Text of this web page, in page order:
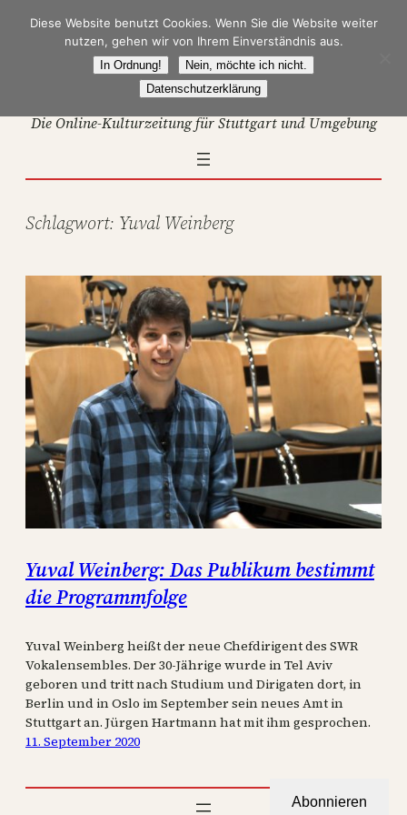
Zum
Die Online-Kulturzeitung für Stuttgart und Umgebung
Schlagwort: Yuval Weinberg
Yuval Weinberg: Das Publikum bestimmt
die Programmfolge
Yuval Weinberg heißt der neue Chefdirigent des SWR
Vokalensembles. Der 30-Jährige wurde in Tel Aviv
geboren und tritt nach Studium und Dirigaten dort, in
Berlin und in Oslo im September sein neues Amt in
Stuttgart an. Jürgen Hartmann hat mit ihm gesprochen.
11. September 2020
Abonnieren
Diese Website benutzt Cookies. Wenn Sie die Website weiter
nutzen, gehen wir von Ihrem Einverständnis aus.
In Ordnung!
Nein, möchte ich nicht.
Datenschutzerklärung